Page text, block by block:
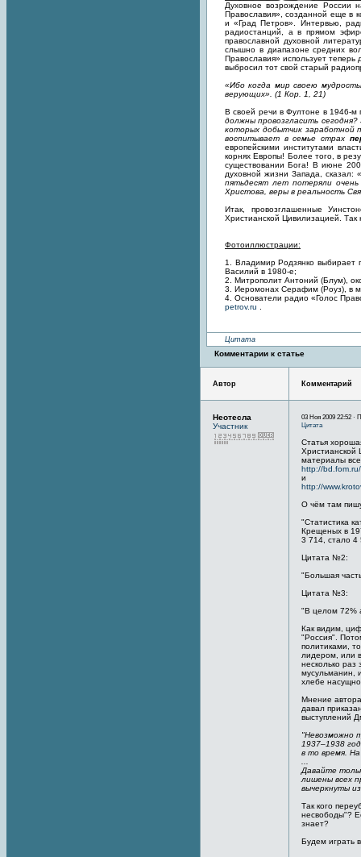
Духовное возрождение России
Православия», созданной еще в
и «Град Петров». Интервью,
радиостанций, а в прямом
православной духовной
слышно в диапазоне средних
Православия» использует
выбросил тот свой старый
«Ибо когда мир своею
верующих». (1 Кор. 1, 21)
В своей речи в Фултоне в 1946-м
должны провозгласить
которых добытчик заработной
воспитывает в семье страх
европейскими институтами
корнях Европы! Более того, в
существовании Бога! В июне
духовной жизни Запада, сказал:
пятьдесят лет потеряли
Христова, веры в реальность
Итак, провозглашенные
Христианской Цивилизацией.
Фотоиллюстрации:
1. Владимир Родзянко выбирает
Василий в 1980-е;
2. Митрополит Антоний (Блум),
3. Иеромонах Серафим (Роуз), в
4. Основатели радио «Голос
petrov.ru
Цитата
Комментарии к статье
Автор Комментарий
Неотесла
Участник
03 Ноя 2009 22:52 ·
Цитата
Статья
Христианской
материалы
http://
и
http://
О чём там
"Статистика
Крещеных в
3 714, стало 4
Цитата №2:
"Большая
Цитата №3:
"В целом 72%
Как видим,
"Россия".
политиками,
лидером, или
несколько
мусульманин,
хлебе
Мнение
давал
выступлений
"Невозможно
1937–1938
в то время.
Давайте
лишены всех
вычеркнуты
Так кого
несвободы"?
знает?
Будем играть